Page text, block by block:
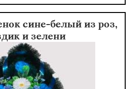
сине-белый из роз,
и зелени